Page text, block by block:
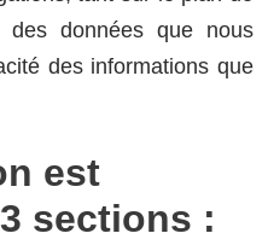
données que nous
des informations que
est
sections :